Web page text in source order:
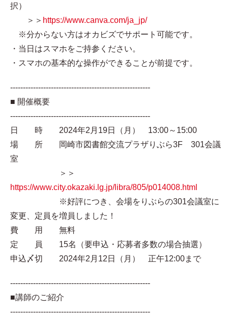
択）
＞＞ https://www.canva.com/ja_jp/
※分からない方はオカビズでサポート可能です。
・当日はスマホをご持参ください。
・スマホの基本的な操作ができることが前提です。
-------------------------------------------------------
■ 開催概要
-------------------------------------------------------
日 時 2024年2月19日（月） 13:00～15:00
場 所 岡崎市図書館交流プラザりぶら3F 301会議
室
＞＞
https://www.city.okazaki.lg.jp/libra/805/p014008.html
※好評につき、会場をりぶらの301会議室に
変更、定員を増員しました！
費 用 無料
定 員 15名（要申込・応募者多数の場合抽選）
申込〆切 2024年2月12日（月） 正午12:00まで
-------------------------------------------------------
■講師のご紹介
-------------------------------------------------------